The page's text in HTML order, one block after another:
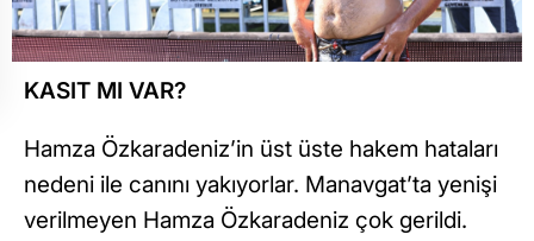
KASIT MI VAR?
Hamza Özkaradeniz’in üst üste hakem hataları
nedeni ile canını yakıyorlar. Manavgat’ta yenişi
verilmeyen Hamza Özkaradeniz çok gerildi.